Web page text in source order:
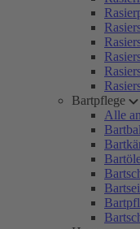
Bartpflege
Alle